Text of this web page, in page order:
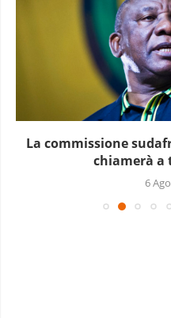
La commissione
chiamerà a
6